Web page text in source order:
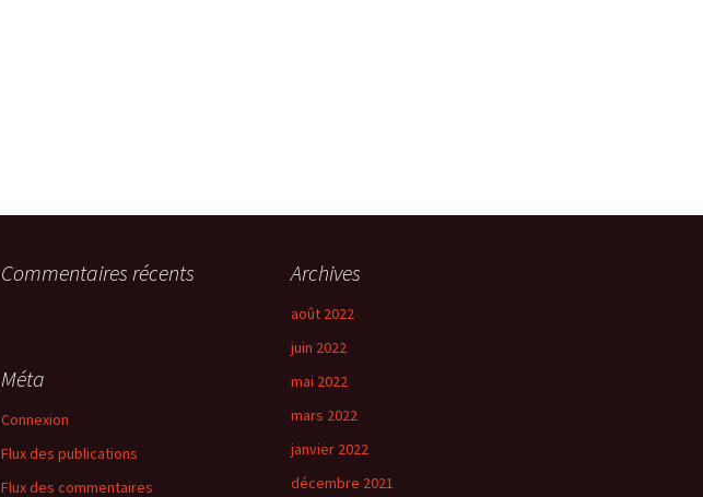
Commentaires récents Archives
août 2022
juin 2022
mai 2022
mars 2022
janvier 2022
décembre 2021
Méta
Connexion
Flux des publications
Flux des commentaires